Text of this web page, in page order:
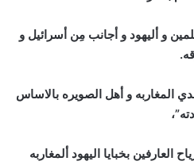
و أليهود و أجانب مِن أسرائيل و
المغاربه و أهل الصويره بالاساس
بخبايا اليهود ألمغاربه